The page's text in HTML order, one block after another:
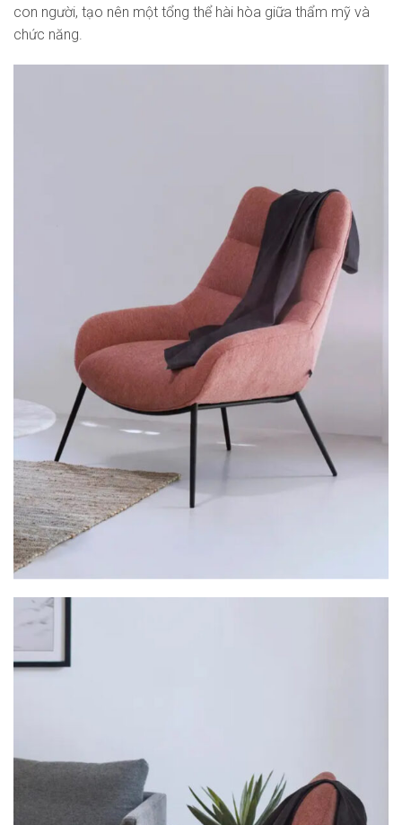
con người, tạo nên một tổng thể hài hòa giữa thẩm mỹ và
chức năng.